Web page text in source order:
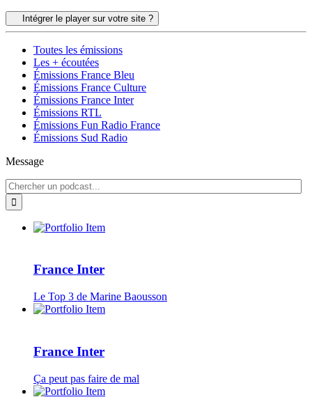
Intégrer le player sur votre site ?
Toutes les émissions
Les + écoutées
Émissions France Bleu
Émissions France Culture
Émissions France Inter
Émissions RTL
Émissions Fun Radio France
Émissions Sud Radio
Message
France Inter
Le Top 3 de Marine Baousson
France Inter
Ça peut pas faire de mal